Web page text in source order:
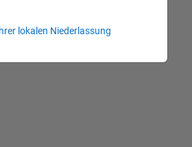
lokalen Niederlassung